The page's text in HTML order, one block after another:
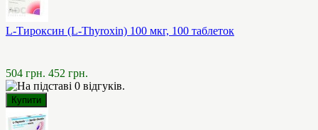
L-Тироксин (L-Thyroxin) 100 мкг, 100 таблеток
504 грн. 452 грн.